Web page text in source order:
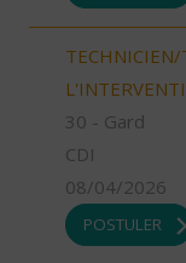
TECHNICIEN/
30 - Gard
CDI
08/04/2026
POSTULER